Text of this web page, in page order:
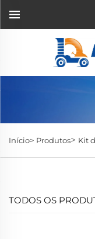
Início> Produtos> Kit
TODOS OS